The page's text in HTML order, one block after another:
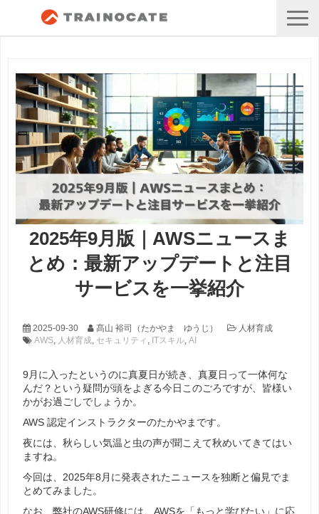
2025年9月版｜AWSニュースま
とめ：最新アップデートと注目
サービスを一挙紹介
2025-09-30 髙山 裕司（たかやま ゆうじ）
人材育成
AWS, 人材育成, セキュリティ , ITスキル, AI
9月に入ったというのに真夏日が続き、真夏日って一体何な
んだ？という疑問が頭をよぎる今日このごろですが、皆様い
かがお過ごしでしょうか。
AWS 認定インストラクターのたかやまです。
夜には、秋らしい気温と虫の声が聞こえて秋めいてきてはい
ますね。
今回は、2025年8月に発表されたニュースを独断と偏見でま
とめてみました。
なお、弊社のAWS研修には、AWSを「もっと学びたい」に応